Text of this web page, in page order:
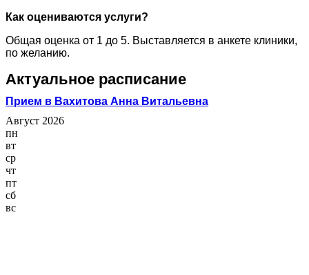
Как оцениваются услуги?
Общая оценка от 1 до 5. Выставляется в анкете клиники,
по желанию.
Актуальное расписание
Прием в Вахитова Анна Витальевна
Август 2026
пн
вт
ср
чт
пт
сб
вс